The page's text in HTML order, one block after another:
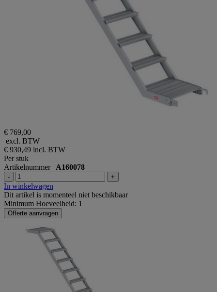
€ 769,00
excl. BTW
€ 930,49 incl. BTW
Per stuk
Artikelnummer A160078
- +
In winkelwagen
Dit artikel is momenteel niet beschikbaar
Minimum Hoeveelheid: 1
Offerte aanvragen